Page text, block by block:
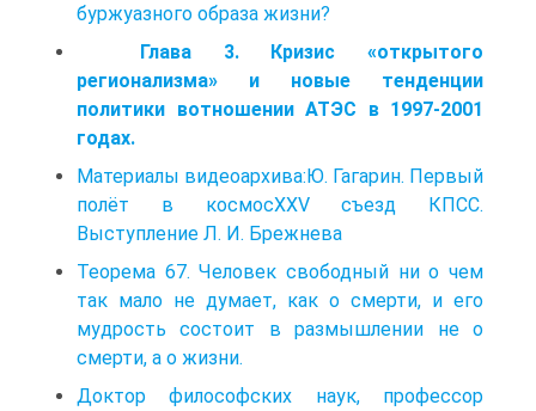
буржуазного образа жизни?
Глава 3. Кризис «открытого
регионализма» и новые тенденции
политики вотношении АТЭС в 1997-2001
годах.
Материалы видеоархива:Ю. Гагарин. Первый
полёт в космосXXV съезд КПСС.
Выступление Л. И. Брежнева
Теорема 67. Человек свободный ни о чем
так мало не думает, как о смерти, и его
мудрость состоит в размышлении не о
смерти, а о жизни.
Доктор философских наук, профессор